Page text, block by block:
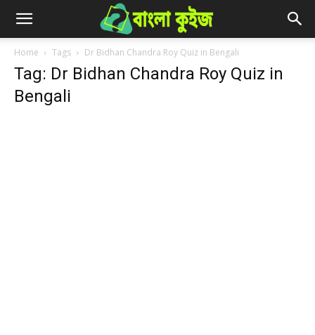
Home Tags Dr Bidhan Chandra Roy Quiz in Bengali
Tag: Dr Bidhan Chandra Roy Quiz in
Bengali